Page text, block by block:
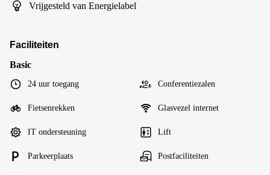
Vrijgesteld van Energielabel
Faciliteiten
Basic
24 uur toegang Conferentiezalen
Fietsenrekken Glasvezel internet
IT ondersteuning Lift
Parkeerplaats Postfaciliteiten